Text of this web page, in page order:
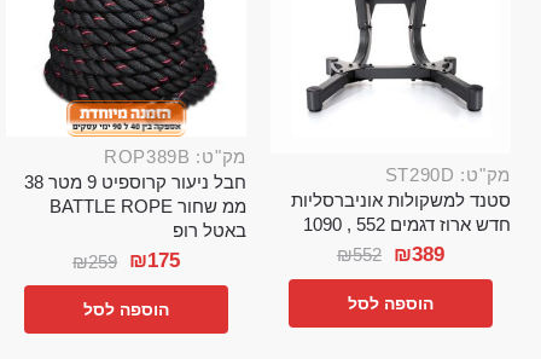
מק"ט: ST290D
סטנד למשקולות אוניברסליות
חדש ארוז דגמים 552 , 1090
₪552 ₪389
הוספה לסל
מק"ט: ROP389B
חבל ניעור קרוספיט 9 מטר 38
ממ שחור BATTLE ROPE
באטל רופ
₪259 ₪175
הוספה לסל